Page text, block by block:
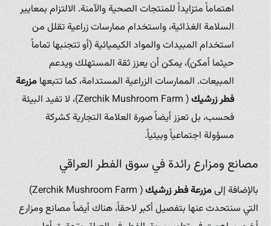
اهتماماً متزايداً للمنتجات الصحية والآمنة. الالتزام بمعايير
السلامة الغذائية، واستخدام ممارسات زراعية تقلل من
استخدام المبيدات والمواد الكيميائية (أو تتجنبها تماماً
حيثما أمكن)، يمكن أن يعزز ثقة المستهلك ويدعم
المبيعات. الممارسات الزراعية المستدامة، كما تتبعها مزرعة
فطر زرشيك
( Zerchik Mushroom Farm)، لا تفيد البيئة
فحسب، بل تعزز أيضاً صورة العلامة التجارية كشركة
مسؤولة اجتماعياً وبيئياً.
مصانع ومزارع رائدة في سوق الفطر العراقي
بالإضافة إلىمزرعة فطر زرشيك
( Zerchik Mushroom Farm)
التي سنتحدث عنها بتفصيل أكبر لاحقاً، هناك أيضاً مصانع ومزارع